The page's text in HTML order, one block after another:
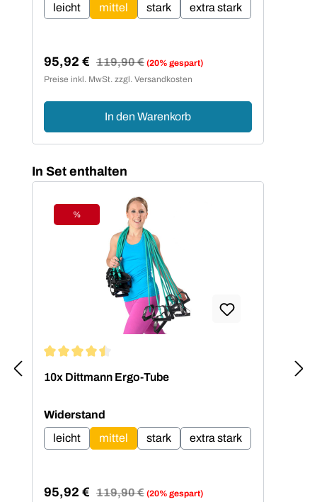
leicht
mittel stark extra stark
Verkaufspreis:
95,92 € Regulärer Preis:
119,90 € (20% gespart)
Preise inkl. MwSt. zzgl. Versandkosten
In den Warenkorb
Produktgalerie überspringen
In Set enthalten
Rabatt
%
Durchschnittliche Bewertung von 4.5 von 5 Sternen
10x Dittmann Ergo-Tube
Widerstand
leicht
mittel stark extra stark
95,92 € Regulärer Preis:
119,90 € (20% gespart)